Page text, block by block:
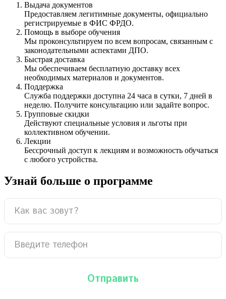
Выдача документов
Предоставляем легитимные документы, официально
регистрируемые в ФИС ФРДО.
Помощь в выборе обучения
Мы проконсультируем по всем вопросам, связанным с
законодательными аспектами ДПО.
Быстрая доставка
Мы обеспечиваем бесплатную доставку всех
необходимых материалов и документов.
Поддержка
Служба поддержки доступна 24 часа в сутки, 7 дней в
неделю. Получите консультацию или задайте вопрос.
Групповые скидки
Действуют специальные условия и льготы при
коллективном обучении.
Лекции
Бессрочный доступ к лекциям и возможность обучаться
с любого устройства.
Узнай больше о программе